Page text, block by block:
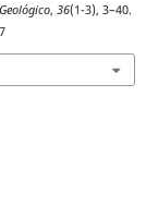
,36(1-3), 3–40.